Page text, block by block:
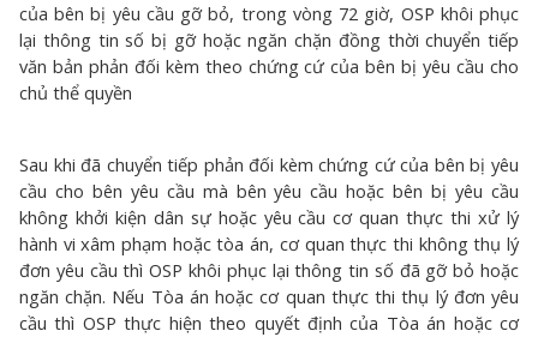
của bên bị yêu cầu gỡ bỏ, trong vòng 72 giờ, OSP khôi phục
lại thông tin số bị gỡ hoặc ngăn chặn đồng thời chuyển tiếp
văn bản phản đối kèm theo chứng cứ của bên bị yêu cầu cho
chủ thể quyền
Sau khi đã chuyển tiếp phản đối kèm chứng cứ của bên bị yêu
cầu cho bên yêu cầu mà bên yêu cầu hoặc bên bị yêu cầu
không khởi kiện dân sự hoặc yêu cầu cơ quan thực thi xử lý
hành vi xâm phạm hoặc tòa án, cơ quan thực thi không thụ lý
đơn yêu cầu thì OSP khôi phục lại thông tin số đã gỡ bỏ hoặc
ngăn chặn. Nếu Tòa án hoặc cơ quan thực thi thụ lý đơn yêu
cầu thì OSP thực hiện theo quyết định của Tòa án hoặc cơ